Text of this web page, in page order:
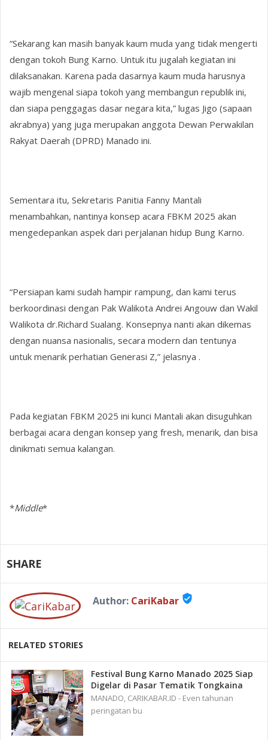
“Sekarang kan masih banyak kaum muda yang tidak mengerti
dengan tokoh Bung Karno. Untuk itu jugalah kegiatan ini
dilaksanakan. Karena pada dasarnya kaum muda harusnya
wajib mengenal siapa tokoh yang membangun republik ini,
dan siapa penggagas dasar negara kita,” lugas Jigo (sapaan
akrabnya) yang juga merupakan anggota Dewan Perwakilan
Rakyat Daerah (DPRD) Manado ini.
Sementara itu, Sekretaris Panitia Fanny Mantali
menambahkan, nantinya konsep acara FBKM 2025 akan
mengedepankan aspek dari perjalanan hidup Bung Karno.
“Persiapan kami sudah hampir rampung, dan kami terus
berkoordinasi dengan Pak Walikota Andrei Angouw dan Wakil
Walikota dr.Richard Sualang. Konsepnya nanti akan dikemas
dengan nuansa nasionalis, secara modern dan tentunya
untuk menarik perhatian Generasi Z,” jelasnya .
Pada kegiatan FBKM 2025 ini kunci Mantali akan disuguhkan
berbagai acara dengan konsep yang fresh, menarik, dan bisa
dinikmati semua kalangan.
*Middle*
SHARE
Author: CariKabar verified_user
RELATED STORIES
Festival Bung Karno Manado 2025 Siap
Digelar di Pasar Tematik Tongkaina
MANADO, CARIKABAR.ID - Even tahunan
peringatan bu